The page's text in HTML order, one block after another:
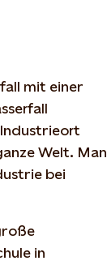
mit einer
Welt. Man
bei
in